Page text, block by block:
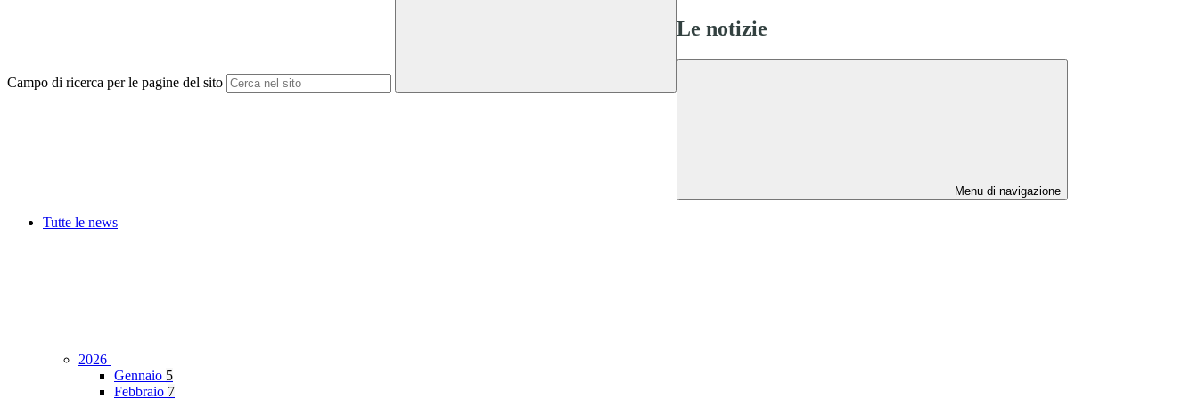
Campo di ricerca per le pagine del sito
Le notizie
Menu di navigazione
Tutte le news
2026
Gennaio 5
Febbraio 7